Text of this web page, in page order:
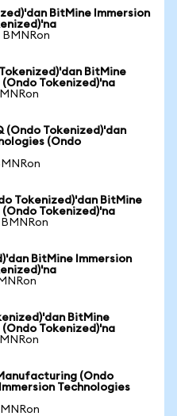
BitMine Immersion
BitMine
(Ondo Tokenized)'na
(Ondo Tokenized)'dan
(Ondo
Tokenized)'dan BitMine
(Ondo Tokenized)'na
BitMine Immersion
BitMine
(Ondo Tokenized)'na
(Ondo
Technologies